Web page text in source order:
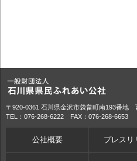
〒920-0361 石川県金沢市袋畠町南193番地
TEL：076-268-6222 FAX：076-268-6653
公社概要 プレスリ